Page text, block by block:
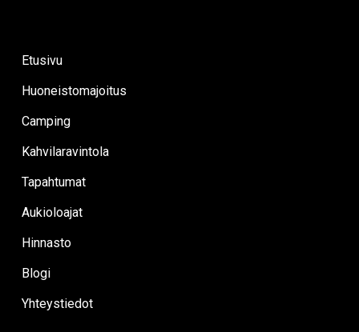
Etusivu
Huoneistomajoitus
Camping
Kahvilaravintola
Tapahtumat
Aukioloajat
Hinnasto
Blogi
Yhteystiedot